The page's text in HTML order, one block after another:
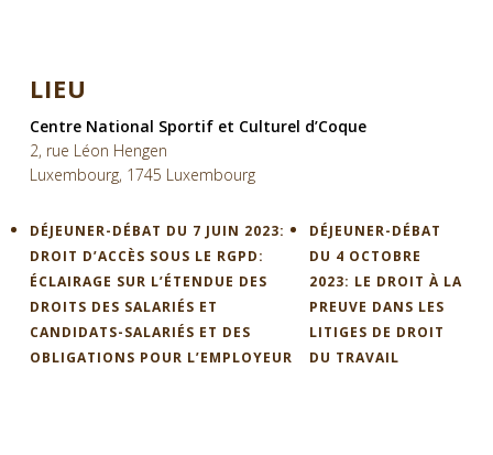
LIEU
Centre National Sportif et Culturel d’Coque
2, rue Léon Hengen
Luxembourg, 1745 Luxembourg
DÉJEUNER-DÉBAT DU 7 JUIN 2023:
DROIT D’ACCÈS SOUS LE RGPD:
ÉCLAIRAGE SUR L’ÉTENDUE DES
DROITS DES SALARIÉS ET
CANDIDATS-SALARIÉS ET DES
OBLIGATIONS POUR L’EMPLOYEUR
DÉJEUNER-DÉBAT
DU 4 OCTOBRE
2023: LE DROIT À LA
PREUVE DANS LES
LITIGES DE DROIT
DU TRAVAIL